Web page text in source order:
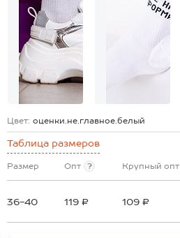
Цвет: оценки.не.главное.белый
Таблица размеров
Размер Опт ? Крупный опт
36-40 119 ₽ 109 ₽